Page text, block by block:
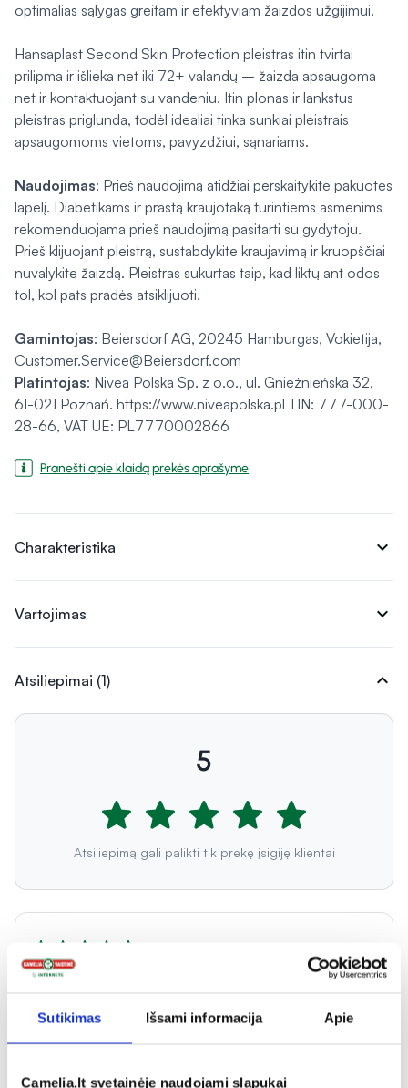
Sutikimas Išsami informacija Apie
Camelia.lt svetainėje naudojami slapukai
optimalias sąlygas greitam ir efektyviam žaizdos užgijimui.
Hansaplast Second Skin Protection pleistras itin tvirtai
prilipma ir išlieka net iki 72+ valandų – žaizda apsaugoma
net ir kontaktuojant su vandeniu. Itin plonas ir lankstus
pleistras priglunda, todėl idealiai tinka sunkiai pleistrais
apsaugomoms vietoms, pavyzdžiui, sąnariams.
Naudojimas: Prieš naudojimą atidžiai perskaitykite pakuotės
lapelį. Diabetikams ir prastą kraujotaką turintiems asmenims
rekomenduojama prieš naudojimą pasitarti su gydytoju.
Prieš klijuojant pleistrą, sustabdykite kraujavimą ir kruopščiai
nuvalykite žaizdą. Pleistras sukurtas taip, kad liktų ant odos
tol, kol pats pradės atsiklijuoti.
Gamintojas: Beiersdorf AG, 20245 Hamburgas, Vokietija,
Customer.Service@Beiersdorf.com
Platintojas: Nivea Polska Sp. z o.o., ul. Gnieźnieńska 32,
61-021 Poznań. https://www.niveapolska.pl TIN: 777-000-
28-66, VAT UE: PL7770002866
Pranešti apie klaidą prekės aprašyme
Charakteristika expand_more
Vartojimas expand_more
Atsiliepimai (1) expand_more
5
Atsiliepimą gali palikti tik prekę įsigiję klientai
Rima
Labai geri hidrokoloidiniai pleistrai.